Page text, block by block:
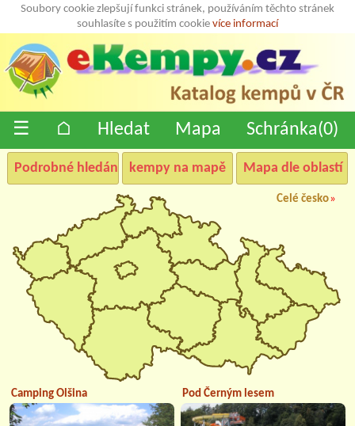
Soubory cookie zlepšují funkci stránek, používáním těchto stránek
souhlasíte s použitím cookie více informací
☰ ⌂ Hledat Mapa Schránka(0)
Podrobné hledání kempy na mapě Mapa dle oblastí
Celé česko»
Camping Olšina Pod Černým lesem